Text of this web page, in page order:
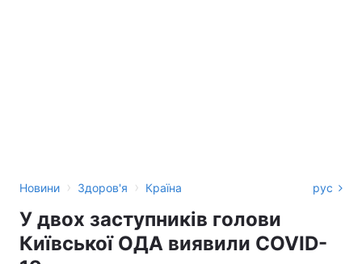
Новини › Здоров'я › Країна рус
У двох заступників голови
Київської ОДА виявили COVID-